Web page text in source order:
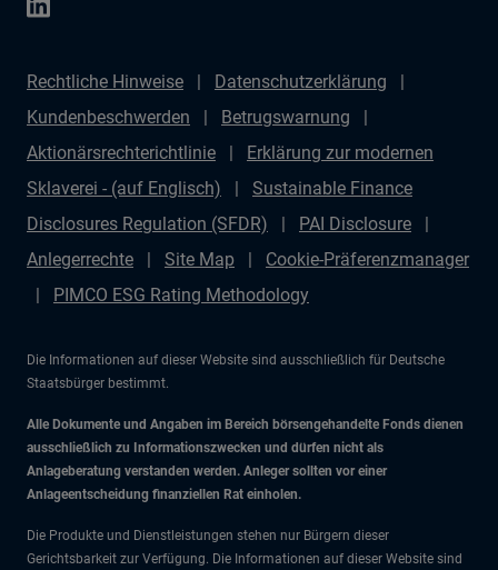
Rechtliche Hinweise
Datenschutzerklärung
Kundenbeschwerden
Betrugswarnung
Aktionärsrechterichtlinie
Erklärung zur modernen
Sklaverei - (auf Englisch)
Sustainable Finance
Disclosures Regulation (SFDR)
PAI Disclosure
Anlegerrechte
Site Map
Cookie-Präferenzmanager
PIMCO ESG Rating Methodology
Die Informationen auf dieser Website sind ausschließlich für Deutsche
Staatsbürger bestimmt.
Alle Dokumente und Angaben im Bereich börsengehandelte Fonds dienen
ausschließlich zu Informationszwecken und dürfen nicht als
Anlageberatung verstanden werden. Anleger sollten vor einer
Anlageentscheidung finanziellen Rat einholen.
Die Produkte und Dienstleistungen stehen nur Bürgern dieser
Gerichtsbarkeit zur Verfügung. Die Informationen auf dieser Website sind